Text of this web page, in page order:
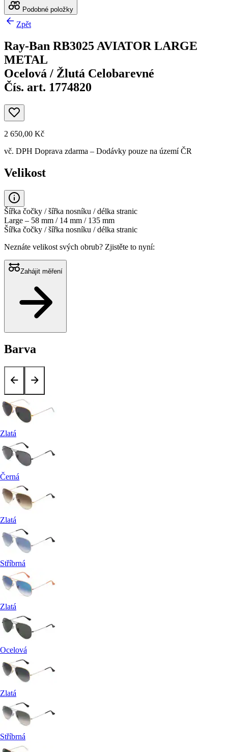
Podobné položky
Zpět
Ray-Ban RB3025 AVIATOR LARGE
METAL
Ocelová / Žlutá Celobarevné
Čís. art. 1774820
2 650,00 Kč
vč. DPH Doprava zdarma – Dodávky pouze na území ČR
Velikost
Šířka čočky / šířka nosníku / délka stranic
Large – 58 mm / 14 mm / 135 mm
Šířka čočky / šířka nosníku / délka stranic
Neznáte velikost svých obrub? Zjistěte to nyní:
Zahájit měření
Barva
Zlatá
Černá
Zlatá
Stříbrná
Zlatá
Ocelová
Zlatá
Stříbrná